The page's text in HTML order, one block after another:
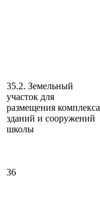
35.2. Земельный
участок для
размещения комплекса
зданий и сооружений
школы
36